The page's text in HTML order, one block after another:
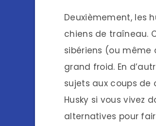
Deuxièmement, les
chiens de traîneau.
sibériens (ou même
grand froid. En
sujets aux coups de
Husky si vous vivez
alternatives pour